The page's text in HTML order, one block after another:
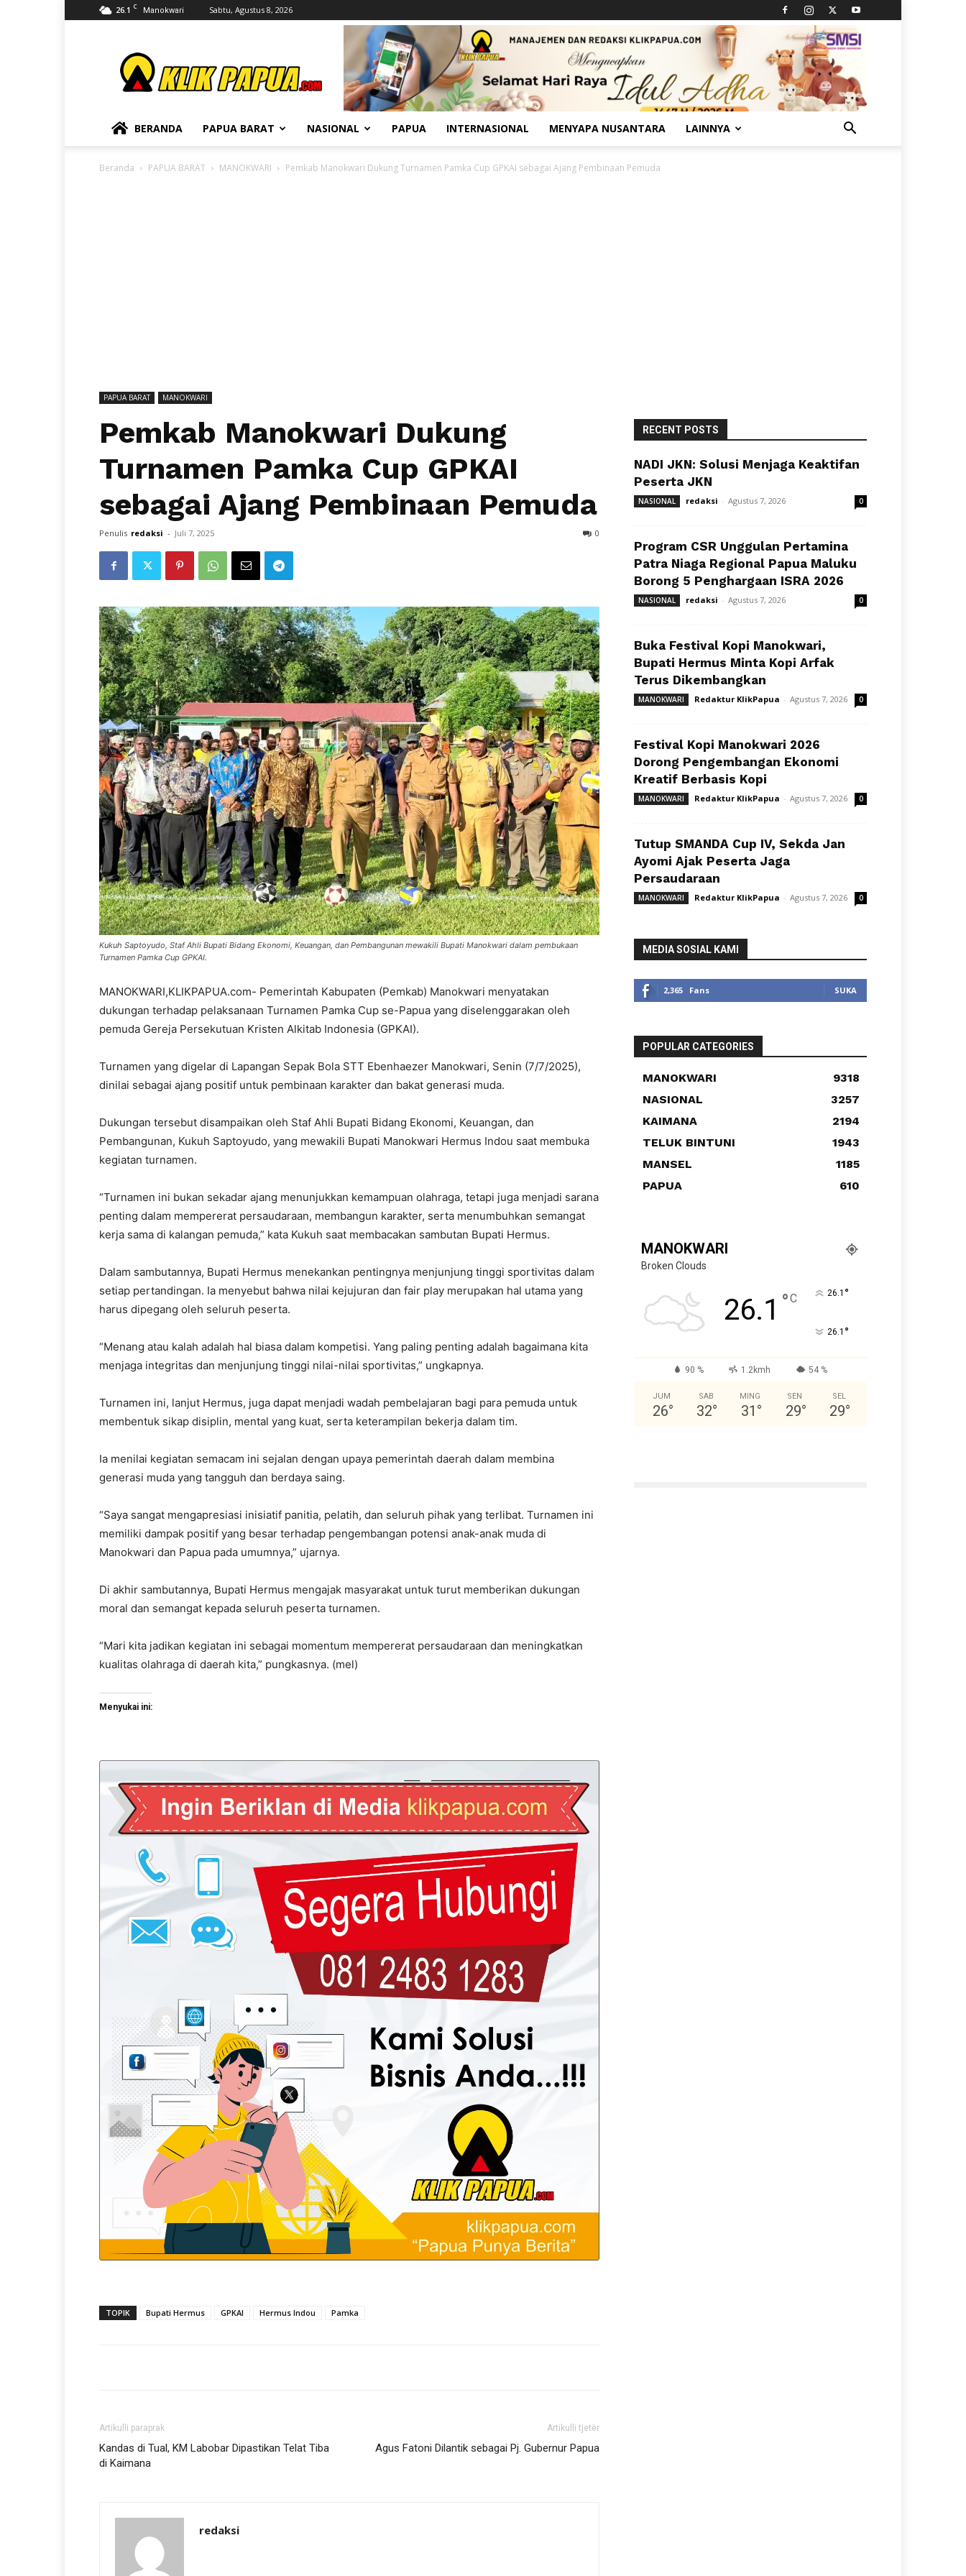
26.1 C Manokwari Sabtu, Agustus 8, 2026
BERANDA PAPUA BARAT NASIONAL PAPUA INTERNASIONAL MENYAPA NUSANTARA LAINNYA
Beranda PAPUA BARAT MANOKWARI Pemkab Manokwari Dukung Turnamen Pamka Cup GPKAI sebagai Ajang Pembinaan Pemuda
PAPUA BARAT MANOKWARI
Pemkab Manokwari Dukung
Turnamen Pamka Cup GPKAI
sebagai Ajang Pembinaan Pemuda
Penulis redaksi - Juli 7, 2025 0
Kukuh Saptoyudo, Staf Ahli Bupati Bidang Ekonomi, Keuangan, dan Pembangunan mewakili Bupati Manokwari dalam pembukaan
Turnamen Pamka Cup GPKAI.
MANOKWARI,KLIKPAPUA.com- Pemerintah Kabupaten (Pemkab) Manokwari menyatakan
dukungan terhadap pelaksanaan Turnamen Pamka Cup se-Papua yang diselenggarakan oleh
pemuda Gereja Persekutuan Kristen Alkitab Indonesia (GPKAI).
Turnamen yang digelar di Lapangan Sepak Bola STT Ebenhaezer Manokwari, Senin (7/7/2025),
dinilai sebagai ajang positif untuk pembinaan karakter dan bakat generasi muda.
Dukungan tersebut disampaikan oleh Staf Ahli Bupati Bidang Ekonomi, Keuangan, dan
Pembangunan, Kukuh Saptoyudo, yang mewakili Bupati Manokwari Hermus Indou saat membuka
kegiatan turnamen.
“Turnamen ini bukan sekadar ajang menunjukkan kemampuan olahraga, tetapi juga menjadi sarana
penting dalam mempererat persaudaraan, membangun karakter, serta menumbuhkan semangat
kerja sama di kalangan pemuda,” kata Kukuh saat membacakan sambutan Bupati Hermus.
Dalam sambutannya, Bupati Hermus menekankan pentingnya menjunjung tinggi sportivitas dalam
setiap pertandingan. Ia menyebut bahwa nilai kejujuran dan fair play merupakan hal utama yang
harus dipegang oleh seluruh peserta.
“Menang atau kalah adalah hal biasa dalam kompetisi. Yang paling penting adalah bagaimana kita
menjaga integritas dan menjunjung tinggi nilai-nilai sportivitas,” ungkapnya.
Turnamen ini, lanjut Hermus, juga dapat menjadi wadah pembelajaran bagi para pemuda untuk
membentuk sikap disiplin, mental yang kuat, serta keterampilan bekerja dalam tim.
Ia menilai kegiatan semacam ini sejalan dengan upaya pemerintah daerah dalam membina
generasi muda yang tangguh dan berdaya saing.
“Saya sangat mengapresiasi inisiatif panitia, pelatih, dan seluruh pihak yang terlibat. Turnamen ini
memiliki dampak positif yang besar terhadap pengembangan potensi anak-anak muda di
Manokwari dan Papua pada umumnya,” ujarnya.
Di akhir sambutannya, Bupati Hermus mengajak masyarakat untuk turut memberikan dukungan
moral dan semangat kepada seluruh peserta turnamen.
“Mari kita jadikan kegiatan ini sebagai momentum mempererat persaudaraan dan meningkatkan
kualitas olahraga di daerah kita,” pungkasnya. (mel)
Menyukai ini:
TOPIK Bupati Hermus GPKAI Hermus Indou Pamka
Artikulli paraprak
Kandas di Tual, KM Labobar Dipastikan Telat Tiba
di Kaimana
Artikulli tjetër
Agus Fatoni Dilantik sebagai Pj. Gubernur Papua
redaksi
RECENT POSTS
NADI JKN: Solusi Menjaga Keaktifan
Peserta JKN
NASIONAL redaksi - Agustus 7, 2026 0
Program CSR Unggulan Pertamina
Patra Niaga Regional Papua Maluku
Borong 5 Penghargaan ISRA 2026
NASIONAL redaksi - Agustus 7, 2026 0
Buka Festival Kopi Manokwari,
Bupati Hermus Minta Kopi Arfak
Terus Dikembangkan
MANOKWARI Redaktur KlikPapua - Agustus 7, 2026 0
Festival Kopi Manokwari 2026
Dorong Pengembangan Ekonomi
Kreatif Berbasis Kopi
MANOKWARI Redaktur KlikPapua - Agustus 7, 2026 0
Tutup SMANDA Cup IV, Sekda Jan
Ayomi Ajak Peserta Jaga
Persaudaraan
MANOKWARI Redaktur KlikPapua - Agustus 7, 2026 0
MEDIA SOSIAL KAMI
2,365 Fans SUKA
POPULAR CATEGORIES
MANOKWARI
9318
NASIONAL
3257
KAIMANA
2194
TELUK BINTUNI
1943
MANSEL
1185
PAPUA
610
MANOKWARI
Broken Clouds
26.1 °C 26.1 °
26.1 °
90 % 1.2kmh 54 %
JUM
26°
SAB
32°
MING
31 °
SEN
29°
SEL
29°